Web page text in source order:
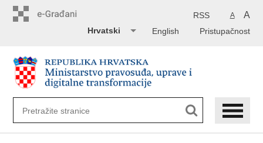
A A
RSS
Pristupačnost
English
Hrvatski